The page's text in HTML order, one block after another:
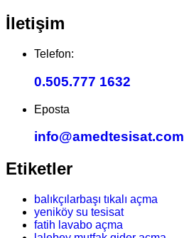
İletişim
Telefon:
0.505.777 1632
Eposta
info@amedtesisat.com
Etiketler
balıkçılarbaşı tıkalı açma
yeniköy su tesisat
fatih lavabo açma